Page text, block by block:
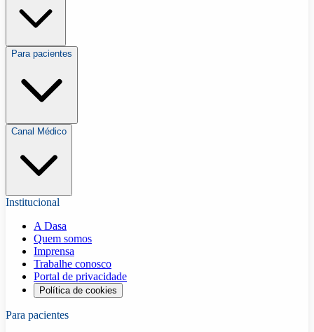
Para pacientes
Canal Médico
Institucional
A Dasa
Quem somos
Imprensa
Trabalhe conosco
Portal de privacidade
Política de cookies
Para pacientes